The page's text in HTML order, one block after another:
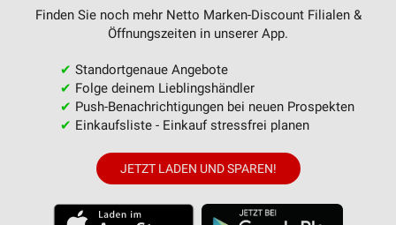
Finden Sie noch mehr Netto Marken-Discount Filialen &
Öffnungszeiten in unserer App.
✔ Standortgenaue Angebote
✔ Folge deinem Lieblingshändler
✔ Push-Benachrichtigungen bei neuen Prospekten
✔ Einkaufsliste - Einkauf stressfrei planen
JETZT LADEN UND SPAREN!